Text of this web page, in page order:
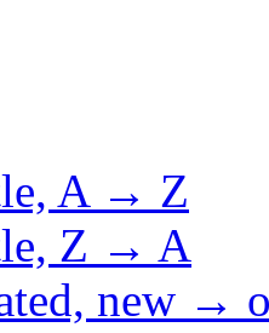
A → Z
Z → A
new →